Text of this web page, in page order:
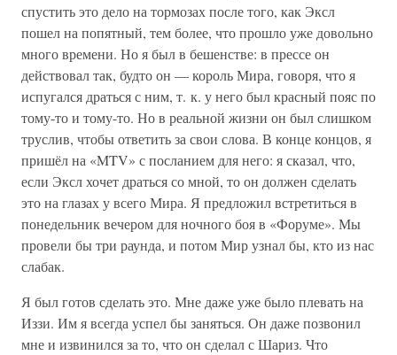
спустить это дело на тормозах после того, как Эксл
пошел на попятный, тем более, что прошло уже довольно
много времени. Но я был в бешенстве: в прессе он
действовал так, будто он — король Мира, говоря, что я
испугался драться с ним, т. к. у него был красный пояс по
тому-то и тому-то. Но в реальной жизни он был слишком
труслив, чтобы ответить за свои слова. В конце концов, я
пришёл на «MTV» с посланием для него: я сказал, что,
если Эксл хочет драться со мной, то он должен сделать
это на глазах у всего Мира. Я предложил встретиться в
понедельник вечером для ночного боя в «Форуме». Мы
провели бы три раунда, и потом Мир узнал бы, кто из нас
слабак.
Я был готов сделать это. Мне даже уже было плевать на
Иззи. Им я всегда успел бы заняться. Он даже позвонил
мне и извинился за то, что он сделал с Шариз. Что